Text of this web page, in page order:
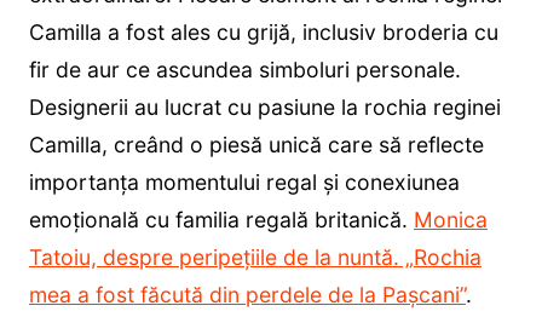
Camilla a fost ales cu grijă, inclusiv broderia cu
fir de aur ce ascundea simboluri personale.
Designerii au lucrat cu pasiune la rochia reginei
Camilla, creând o piesă unică care să reflecte
importanța momentului regal și conexiunea
emoțională cu familia regală britanică. Monica
Tatoiu, despre peripețiile de la nuntă. „Rochia
mea a fost făcută din perdele de la Pașcani”.